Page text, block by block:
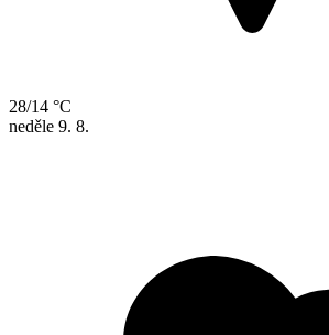
28/14 °C
neděle 9. 8.